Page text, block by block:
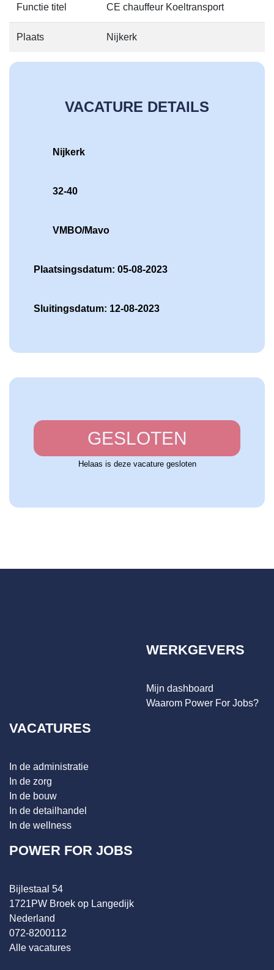
Functie titel CE chauffeur Koeltransport
Plaats Nijkerk
VACATURE DETAILS
Nijkerk
32-40
VMBO/Mavo
Plaatsingsdatum: 05-08-2023
Sluitingsdatum: 12-08-2023
GESLOTEN
Helaas is deze vacature gesloten
WERKGEVERS
Mijn dashboard
Waarom Power For Jobs?
VACATURES
In de administratie
In de zorg
In de bouw
In de detailhandel
In de wellness
POWER FOR JOBS
Bijlestaal 54
1721PW Broek op Langedijk
Nederland
072-8200112
Alle vacatures